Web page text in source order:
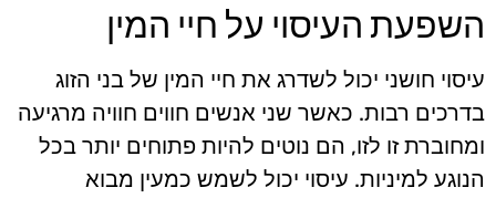
השפעת העיסוי על חיי המין
עיסוי חושני יכול לשדרג את חיי המין של בני הזוג
בדרכים רבות. כאשר שני אנשים חווים חוויה מרגיעה
ומחוברת זו לזו, הם נוטים להיות פתוחים יותר בכל
הנוגע למיניות. עיסוי יכול לשמש כמעין מבוא